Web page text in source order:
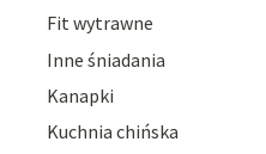
Fit wytrawne
Inne śniadania
Kanapki
Kuchnia chińska